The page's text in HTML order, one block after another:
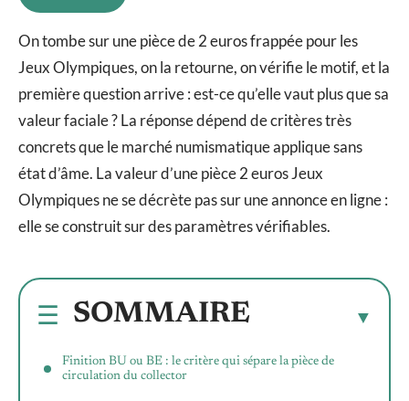
On tombe sur une pièce de 2 euros frappée pour les
Jeux Olympiques, on la retourne, on vérifie le motif, et la
première question arrive : est-ce qu’elle vaut plus que sa
valeur faciale ? La réponse dépend de critères très
concrets que le marché numismatique applique sans
état d’âme. La valeur d’une pièce 2 euros Jeux
Olympiques ne se décrète pas sur une annonce en ligne :
elle se construit sur des paramètres vérifiables.
SOMMAIRE
Finition BU ou BE : le critère qui sépare la pièce de
circulation du collector